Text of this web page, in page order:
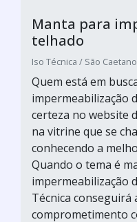
Manta para
telhado
Iso Técnica / São
Quem está em
impermeabilização
certeza no website
na vitrine que se
conhecendo a
Quando o tema é
impermeabilização
Técnica conseguirá
comprometimento